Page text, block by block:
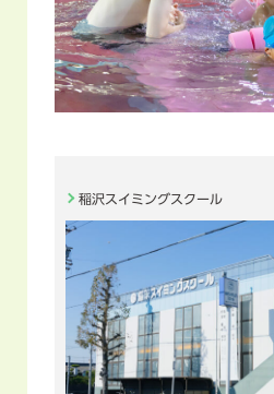
稲沢スイミングスクール